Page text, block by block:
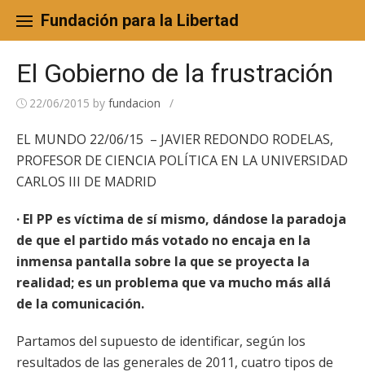
content
Fundación para la Libertad
El Gobierno de la frustración
22/06/2015 by fundacion /
EL MUNDO 22/06/15 – JAVIER REDONDO RODELAS,
PROFESOR DE CIENCIA POLÍTICA EN LA UNIVERSIDAD
CARLOS III DE MADRID
· El PP es víctima de sí mismo, dándose la paradoja
de que el partido más votado no encaja en la
inmensa pantalla sobre la que se proyecta la
realidad; es un problema que va mucho más allá
de la comunicación.
Partamos del supuesto de identificar, según los
resultados de las generales de 2011, cuatro tipos de